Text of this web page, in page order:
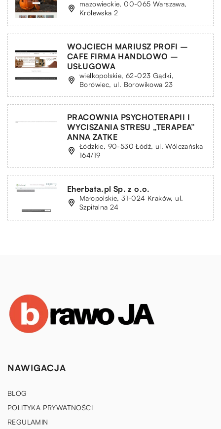
mazowieckie, 00-065 Warszawa,
Królewska 2
WOJCIECH MARIUSZ PROFI –
CAFE FIRMA HANDLOWO –
USŁUGOWA
wielkopolskie, 62-023 Gądki,
Borówiec, ul. Borowikowa 23
PRACOWNIA PSYCHOTERAPII I
WYCISZANIA STRESU „TERAPEA”
ANNA ZATKE
Łódzkie, 90-530 Łódź, ul. Wólczańska
164/19
Eherbata.pl Sp. z o.o.
Małopolskie, 31-024 Kraków, ul.
Szpitalna 24
NAWIGACJA
BLOG
POLITYKA PRYWATNOŚCI
REGULAMIN